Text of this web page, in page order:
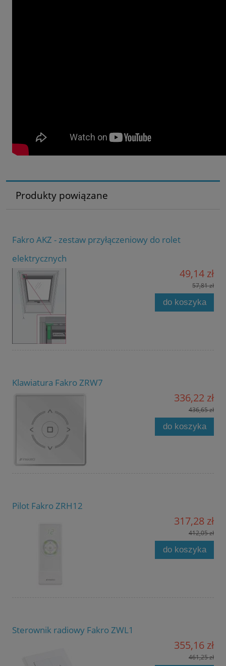
Produkty powiązane
Fakro AKZ - zestaw przyłączeniowy do rolet
elektrycznych
49,14 zł
57,81 zł
do koszyka
Klawiatura Fakro ZRW7
336,22 zł
436,65 zł
do koszyka
Pilot Fakro ZRH12
317,28 zł
412,05 zł
do koszyka
Sterownik radiowy Fakro ZWL1
355,16 zł
461,25 zł